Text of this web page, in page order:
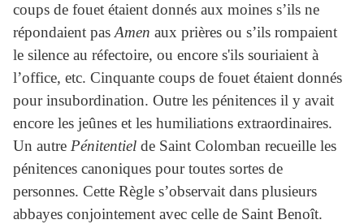
coups de fouet étaient donnés aux moines s’ils ne
répondaient pasAmen aux prières ou s’ils rompaient
le silence au réfectoire, ou encore s'ils souriaient à
l’office, etc. Cinquante coups de fouet étaient donnés
pour insubordination. Outre les pénitences il y avait
encore les jeûnes et les humiliations extraordinaires.
Un autre Pénitentiel de Saint Colomban recueille les
pénitences canoniques pour toutes sortes de
personnes. Cette Règle s’observait dans plusieurs
abbayes conjointement avec celle de Saint Benoît.